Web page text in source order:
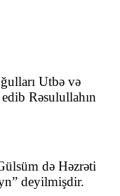
Utbə və
Rəsulullahın
də Həzrəti
deyilmişdir.